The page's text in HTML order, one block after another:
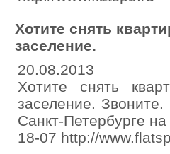
Хотите снять
заселение.
20.08.2013
Хотите снять
заселение.
Санкт-Петербурге
18-07 http://